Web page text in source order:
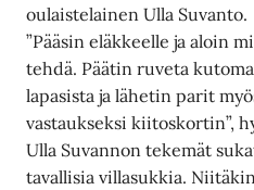
oulaistelainen Ulla Suvanto.
”Pääsin eläkkeelle ja aloin
tehdä. Päätin ruveta
lapasista ja lähetin parit
vastaukseksi kiitoskortin”,
Ulla Suvannon tekemät
tavallisia villasukkia.